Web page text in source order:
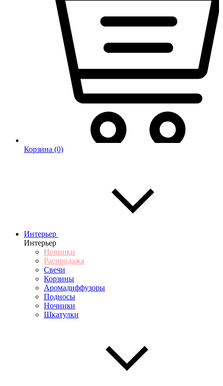
Корзина (0)
Интерьер
Интерьер
Новинки
Распродажа
Свечи
Корзины
Аромадиффузоры
Подносы
Ночники
Шкатулки